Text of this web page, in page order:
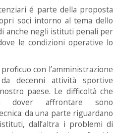
é parte della proposta
soci intorno al tema dello
anche negli istituti penali per
le condizioni operative lo
con l’amministrazione
decenni attività sportive
paese. Le difficoltà che
affrontare sono
da una parte riguardano
dall’altra i problemi di